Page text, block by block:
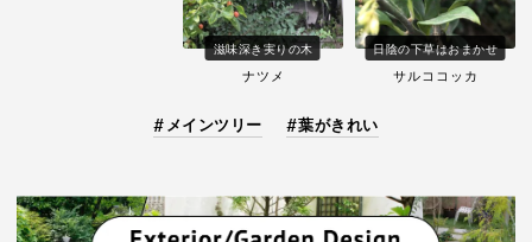
滋味深き実りの木
ナツメ
日陰の下草はおまかせ
サルココッカ
メインツリー 葉がきれい